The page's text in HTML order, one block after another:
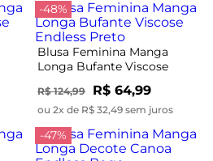
-48%
Blusa Feminina Manga
Longa Bufante Viscose
Endless Preto
R$ 124,99 R$ 64,99
ou 2x de R$ 32,49 sem juros
-47%